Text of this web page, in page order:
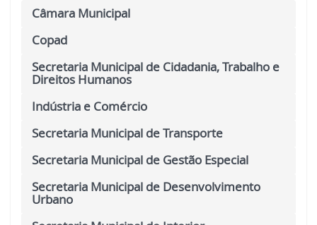
Câmara Municipal
Copad
Secretaria Municipal de Cidadania, Trabalho e
Direitos Humanos
Indústria e Comércio
Secretaria Municipal de Transporte
Secretaria Municipal de Gestão Especial
Secretaria Municipal de Desenvolvimento
Urbano